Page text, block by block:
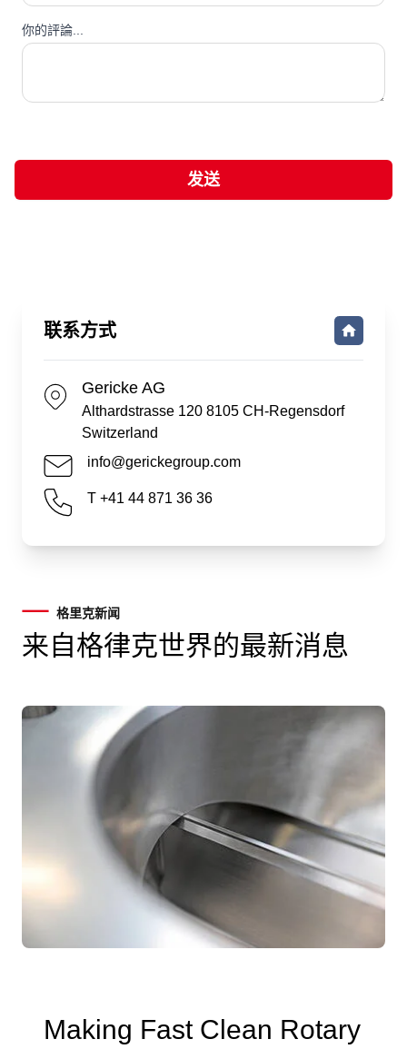
你的評論...
发送
联系方式
Gericke AG
Althardstrasse 120 8105 CH-Regensdorf
Switzerland
info@gerickegroup.com
T +41 44 871 36 36
格里克新闻
来自格律克世界的最新消息
Making Fast Clean Rotary